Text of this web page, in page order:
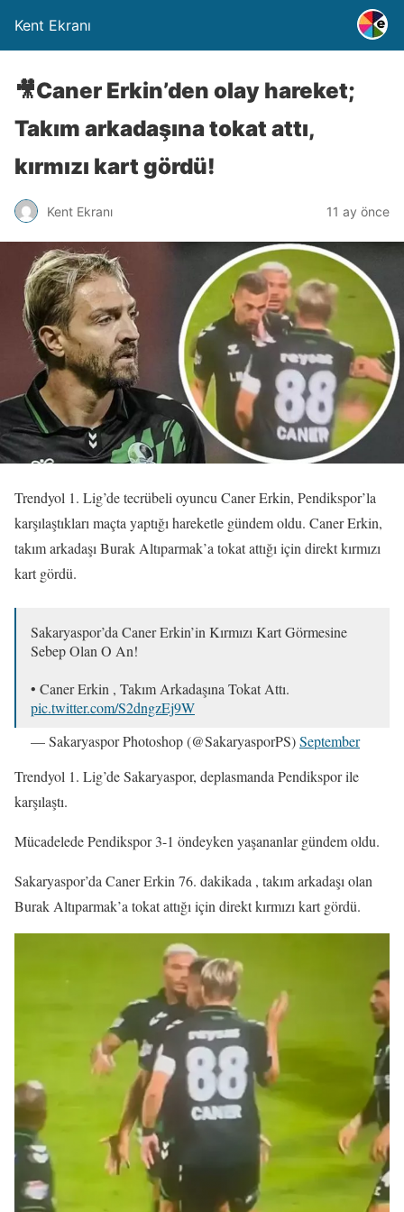
Kent Ekranı
🎥Caner Erkin’den olay hareket;
Takım arkadaşına tokat attı,
kırmızı kart gördü!
Kent Ekranı 11 ay önce
Trendyol 1. Lig’de tecrübeli oyuncu Caner Erkin, Pendikspor’la
karşılaştıkları maçta yaptığı hareketle gündem oldu. Caner Erkin,
takım arkadaşı Burak Altıparmak’a tokat attığı için direkt kırmızı
kart gördü.
Sakaryaspor’da Caner Erkin’in Kırmızı Kart Görmesine
Sebep Olan O An!
• Caner Erkin , Takım Arkadaşına Tokat Attı.
pic.twitter.com/S2dngzEj9W
— Sakaryaspor Photoshop (@SakaryasporPS)September
Trendyol 1. Lig’de Sakaryaspor, deplasmanda Pendikspor ile
karşılaştı.
Mücadelede Pendikspor 3-1 öndeyken yaşananlar gündem oldu.
Sakaryaspor’da Caner Erkin 76. dakikada , takım arkadaşı olan
Burak Altıparmak’a tokat attığı için direkt kırmızı kart gördü.